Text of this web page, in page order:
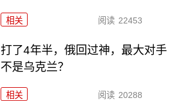
相关 阅读 22453
打了4年半，俄回过神，最大对手
不是乌克兰？
相关 阅读 20288